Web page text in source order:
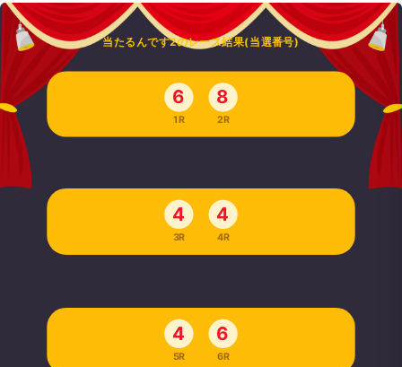
当たるんです2のレース結果(当選番号)
6
1R
8
2R
4
3R
4
4R
4
5R
6
6R